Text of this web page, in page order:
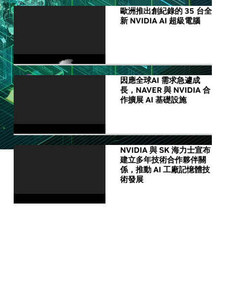
歐洲推出創紀錄的 35 台全
新 NVIDIA AI 超級電腦
因應全球AI 需求急遽成
長，NAVER 與 NVIDIA 合
作擴展 AI 基礎設施
NVIDIA 與 SK 海力士宣布
建立多年技術合作夥伴關
係，推動 AI 工廠記憶體技
術發展